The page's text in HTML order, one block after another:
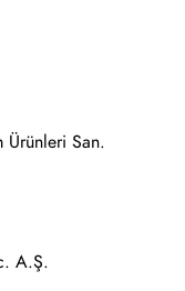
Ürünleri San.
A.Ş.